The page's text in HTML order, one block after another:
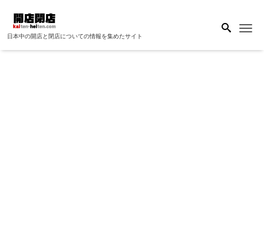
日本中の開店と閉店についての情報を集めたサイト